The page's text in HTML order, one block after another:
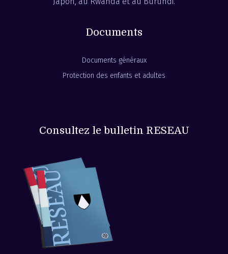
Documents
Documents généraux
Protection des enfants et adultes
Consultez le bulletin RESEAU